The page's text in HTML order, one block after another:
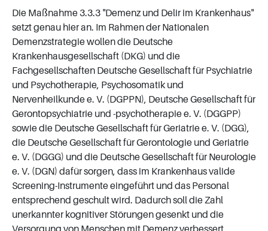
Die Maßnahme 3.3.3 "Demenz und Delir im Krankenhaus"
setzt genau hier an. Im Rahmen der Nationalen
Demenzstrategie wollen die Deutsche
Krankenhausgesellschaft (DKG) und die
Fachgesellschaften Deutsche Gesellschaft für Psychiatrie
und Psychotherapie, Psychosomatik und
Nervenheilkunde e. V. (DGPPN), Deutsche Gesellschaft für
Gerontopsychiatrie und -psychotherapie e. V. (DGGPP)
sowie die Deutsche Gesellschaft für Geriatrie e. V. (DGG),
die Deutsche Gesellschaft für Gerontologie und Geriatrie
e. V. (DGGG) und die Deutsche Gesellschaft für Neurologie
e. V. (DGN) dafür sorgen, dass im Krankenhaus valide
Screening-Instrumente eingeführt und das Personal
entsprechend geschult wird. Dadurch soll die Zahl
unerkannter kognitiver Störungen gesenkt und die